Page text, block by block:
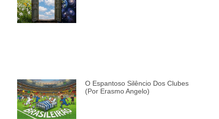
O Espantoso Silêncio Dos Clubes
(por Erasmo Angelo)